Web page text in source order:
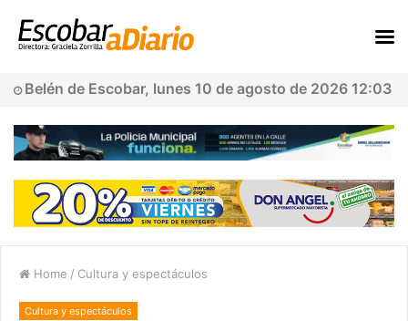
Belén de Escobar, lunes 10 de agosto de 2026 12:03
Home / Cultura y espectáculos
Cultura y espectáculos